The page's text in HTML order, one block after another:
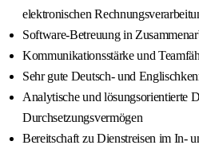
elektronischen
Software-Betreuung in
Kommunikationsstärke und
Sehr gute Deutsch- und
Analytische und lösungsorientierte
Durchsetzungsvermögen
Bereitschaft zu Dienstreisen im In-